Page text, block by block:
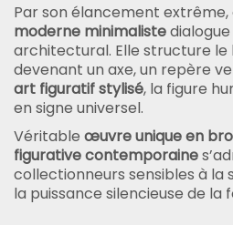
Par son élancement
moderne minimaliste
architectural. Elle structure le
devenant un axe, un repère
art figuratif stylisé, la figure
en signe universel.
Véritable œuvre unique en
figurative contemporaine
collectionneurs sensibles à la
la puissance silencieuse de la